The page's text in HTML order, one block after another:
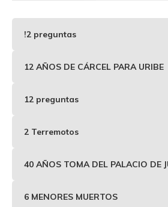
!2 preguntas
12 AÑOS DE CÁRCEL PARA URIBE
12 preguntas
2 Terremotos
40 AÑOS TOMA DEL PALACIO DE
6 MENORES MUERTOS